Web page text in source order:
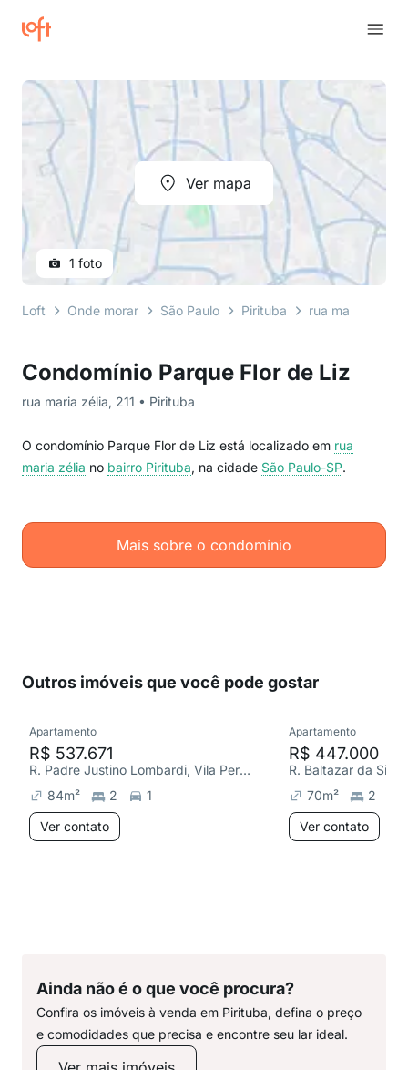
Condomínio Parque Flor de Liz
rua maria zélia, 211 • Pirituba
O condomínio Parque Flor de Liz está localizado em rua
maria zélia no bairro Pirituba, na cidade São Paulo-SP.
Mais sobre o condomínio
Ver mapa
1 foto
Loft Onde morar São Paulo Pirituba rua maria zélia
Outros imóveis que você pode gostar
Apartamento
R$ 537.671
R. Padre Justino Lombardi, Vila Pereira Cerca
84m² 2
1
Ver contato
Apartamento
R$ 447.000
70m² 2
Ver contato
Ainda não é o que você procura?
Confira os imóveis à venda em Pirituba, defina o preço
e comodidades que precisa e encontre seu lar ideal.